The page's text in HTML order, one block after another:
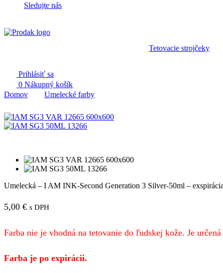
Sledujte nás
Tetovacie strojčeky
Prihlásiť sa
0 Nákupný košík
Domov
Umelecké farby
Umelecká – I AM INK-Second Generation 3 Silver-50ml –
5,00 € s DPH
Farba nie je vhodná na tetovanie do ľudskej kože. Je
Farba je po expirácii.